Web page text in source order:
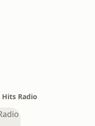
Hits Radio